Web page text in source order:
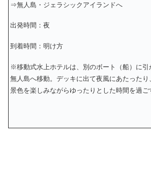
⇒無人島・ジェラシックアイランドへ
出発時間：夜
到着時間：明け方
※移動式水上ホテルは、別のボート（船）に引
無人島へ移動。デッキに出て夜風にあたった
景色を楽しみながらゆったりとした時間を過ご